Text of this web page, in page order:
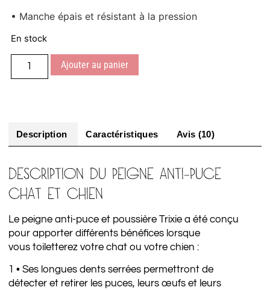
• Manche épais et résistant à la pression
En stock
Ajouter au panier
Description Caractéristiques Avis (10)
DESCRIPTION DU PEIGNE ANTI-PUCE
CHAT ET CHIEN
Le peigne anti-puce et poussière Trixie a été conçu
pour apporter différents bénéfices lorsque
vous toiletterez votre chat ou votre chien :
1 • Ses longues dents serrées permettront de
détecter et retirer les puces, leurs œufs et leurs